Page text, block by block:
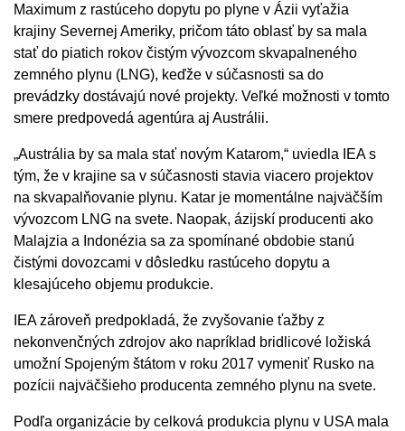
Maximum z rastúceho dopytu po plyne v Ázii vyťažia
krajiny Severnej Ameriky, pričom táto oblasť by sa mala
stať do piatich rokov čistým vývozcom skvapalneného
zemného plynu (LNG), keďže v súčasnosti sa do
prevádzky dostávajú nové projekty. Veľké možnosti v tomto
smere predpovedá agentúra aj Austrálii.
„Austrália by sa mala stať novým Katarom,“ uviedla IEA s
tým, že v krajine sa v súčasnosti stavia viacero projektov
na skvapalňovanie plynu. Katar je momentálne najväčším
vývozcom LNG na svete. Naopak, ázijskí producenti ako
Malajzia a Indonézia sa za spomínané obdobie stanú
čistými dovozcami v dôsledku rastúceho dopytu a
klesajúceho objemu produkcie.
IEA zároveň predpokladá, že zvyšovanie ťažby z
nekonvenčných zdrojov ako napríklad bridlicové ložiská
umožní Spojeným štátom v roku 2017 vymeniť Rusko na
pozícii najväčšieho producenta zemného plynu na svete.
Podľa organizácie by celková produkcia plynu v USA mala